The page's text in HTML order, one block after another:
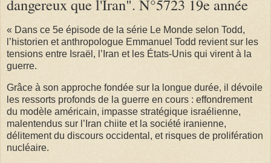
dangereux que l'Iran". N°5723 19e année
« Dans ce 5e épisode de la série Le Monde selon Todd,
l’historien et anthropologue Emmanuel Todd revient sur les
tensions entre Israël, l’Iran et les États-Unis qui virent à la
guerre.
Grâce à son approche fondée sur la longue durée, il dévoile
les ressorts profonds de la guerre en cours : effondrement
du modèle américain, impasse stratégique israélienne,
malentendus sur l’Iran chiite et la société iranienne,
délitement du discours occidental, et risques de prolifération
nucléaire.